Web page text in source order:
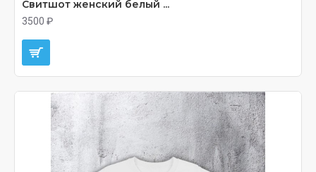
Свитшот женский белый ...
3500 ₽